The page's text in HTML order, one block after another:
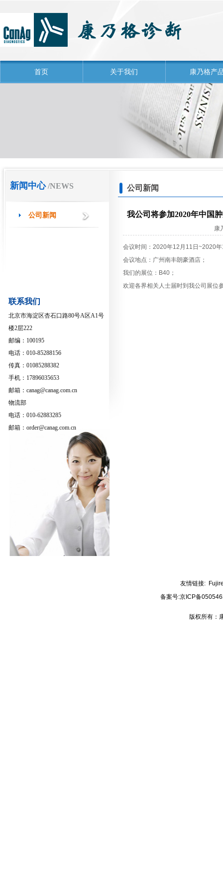
首页 关于我们 康乃格产
新闻中心 /NEWS
公司新闻
联系我们
北京市海淀区杏石口路80号A区A1号
楼2层222
邮编：100195
电话：010-85288156
传真：01085288382
手机：17896035653
邮箱：canag@canag.com.cn
物流部
电话：010-62883285
邮箱：order@canag.com.cn
公司新闻
我公司将参加2020年中国
康
会议时间：2020年12月11日~2020
会议地点：广州南丰朗豪酒店；
我们的展位：B40；
欢迎各界相关人士届时到我公司展位
友情链接:
备案号:京ICP备
版权所有：